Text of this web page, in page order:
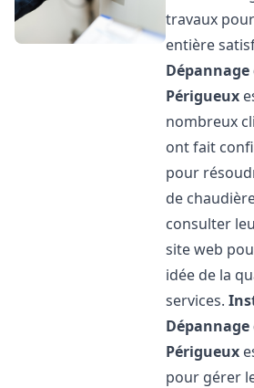
travaux
entière
Périgueux
nombreux
ont fait
pour
de
consulter
site web
idée de la
services.
Périgueux
pour gérer